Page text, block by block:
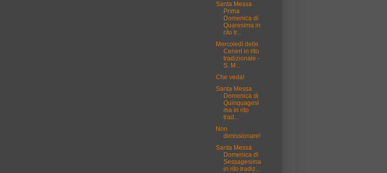
Santa Messa
Prima
Domenica di
Quaresima in
rito tr...
Mercoledì delle
Ceneri in rito
tradizionale -
S. M...
Che veda!
Santa Messa
Domenica di
Quinquagesi
ma in rito
trad...
Non
dimissionare!
Santa Messa
Domenica di
Sessagesima
in rito tradiz...